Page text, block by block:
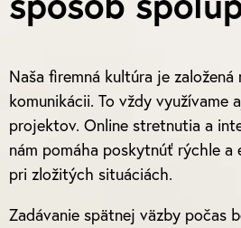
Naša firemná kultúra je založená
komunikácii. To vždy využívame
projektov. Online stretnutia a
nám pomáha poskytnúť rýchle a
pri zložitých situáciách.
Zadávanie spätnej väzby počas